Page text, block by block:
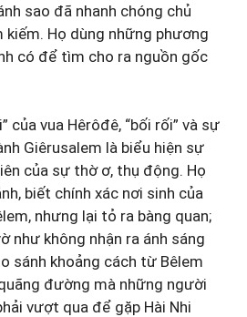
sao đã nhanh chóng chủ
Họ dùng những phương
có để tìm cho ra nguồn gốc
của vua Hêrôđê, “bối rối” và sự
Giêrusalem là biểu hiện sự
của sự thờ ơ, thụ động. Họ
biết chính xác nơi sinh của
nhưng lại tỏ ra bàng quan;
như không nhận ra ánh sáng
sánh khoảng cách từ Bêlem
đường mà những người
vượt qua để gặp Hài Nhi